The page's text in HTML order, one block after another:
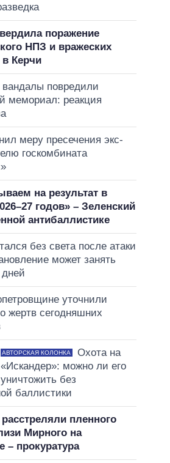
поражение
НПЗ и вражеских
Керчи
повредили
мемориал: реакция
меру пресечения экс-
госкомбината
на результат в
годов» – Зеленский
антибаллистике
без света после атаки
может занять
дней
уточнили
жертв сегодняшних
АВТОРСКАЯ КОЛОНКА
Охота на
«Искандер»: можно ли его
уничтожить без
баллистики
пленного
Мирного на
– прокуратура